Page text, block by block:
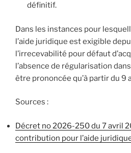
définitif.
Dans les instances pour
l’aide juridique est exigible
l’irrecevabilité pour défaut
l’absence de régularisation
être prononcée qu’à partir du 9
Sources :
Décret no 2026-250 du 7 avril
contribution pour l’aide